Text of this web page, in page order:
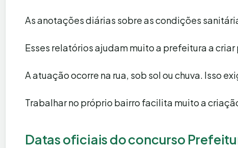
As anotações diárias sobre as condições
Esses relatórios ajudam muito a prefeitura a
A atuação ocorre na rua, sob sol ou chuva. Isso
Trabalhar no próprio bairro facilita muito a
Datas oficiais do concurso